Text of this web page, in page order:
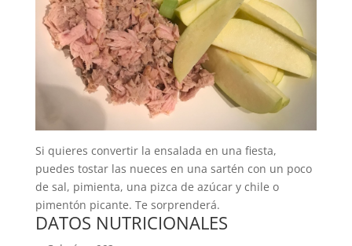
Si quieres convertir la ensalada en una fiesta,
puedes tostar las nueces en una sartén con un poco
de sal, pimienta, una pizca de azúcar y chile o
pimentón picante. Te sorprenderá.
DATOS NUTRICIONALES